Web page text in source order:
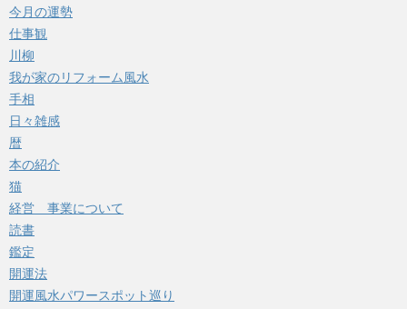
今月の運勢
仕事観
川柳
我が家のリフォーム風水
手相
日々雑感
暦
本の紹介
猫
経営 事業について
読書
鑑定
開運法
開運風水パワースポット巡り